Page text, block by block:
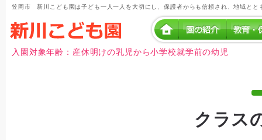
笠岡市 新川こども園は子ども一人一人を大切にし、保護者からも信頼され、地域とと
入園対象年齢：産休明けの乳児から小学校就学前の幼児
クラス